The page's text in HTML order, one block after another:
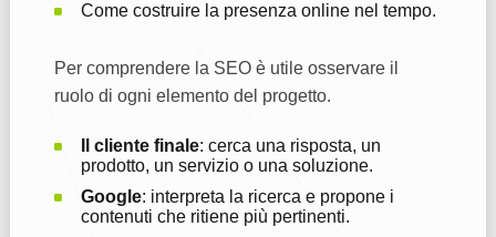
Come costruire la presenza online nel tempo.
Per comprendere la SEO è utile osservare il
ruolo di ogni elemento del progetto.
Il cliente finale: cerca una risposta, un
prodotto, un servizio o una soluzione.
Google: interpreta la ricerca e propone i
contenuti che ritiene più pertinenti.